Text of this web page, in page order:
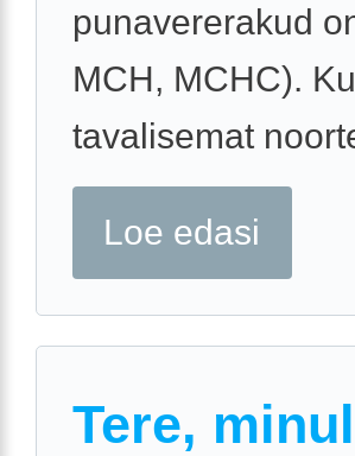
punavererakud
MCH, MCHC).
tavalisemat
Loe edasi
Tere,